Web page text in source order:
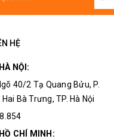
HỆ
NỘI:
40/2 Tạ Quang Bửu, P.
Bà Trưng, TP. Hà Nội
CHÍ MINH: